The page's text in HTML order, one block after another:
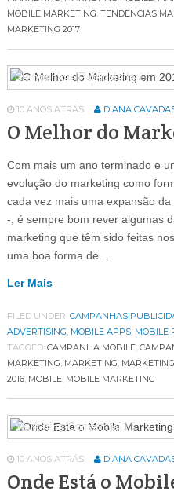
MOBILE MARKETING, TENDÊNCIAS
MARKETING 2017
Campanhas|Publicidade 14
10 ANOS ATRÁS DIANA
O Melhor do
Com mais um ano terminado e
evolução do marketing como
cada vez mais uma expansão
-, é sempre bom rever algumas
marketing que têm sido feitas
uma boa forma de…
Ler Mais
FILED UNDER:
ADVERTISING, MOBILE APPS, MOBILE
TAGGED: CAMPANHA MOBILE,
MARKETING, MARKETING,
2016, MOBILE, MOBILE MARKETING
Marketing Contextual 13
10 ANOS ATRÁS DIANA
Onde Está o